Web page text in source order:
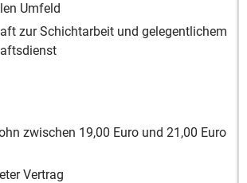
Umfeld
zur Schichtarbeit und gelegentlichem
zwischen 19,00 Euro und 21,00 Euro
Vertrag